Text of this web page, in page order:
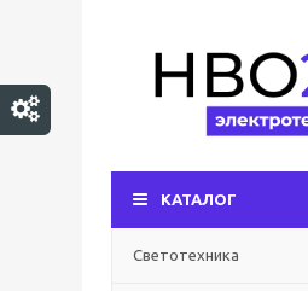
КАТАЛОГ
Светотехника